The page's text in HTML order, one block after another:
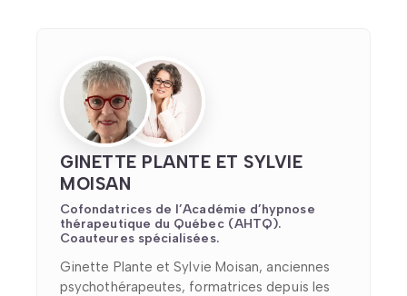
GINETTE PLANTE ET SYLVIE
MOISAN
Cofondatrices de l’Académie d’hypnose
thérapeutique du Québec (AHTQ).
Coauteures spécialisées.
Ginette Plante et Sylvie Moisan, anciennes
psychothérapeutes, formatrices depuis les